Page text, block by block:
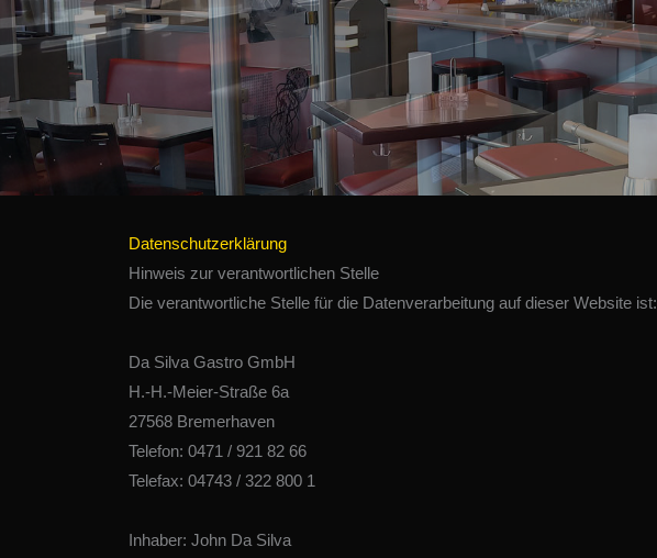
Datenschutzerklärung
Hinweis zur verantwortlichen Stelle
Die verantwortliche Stelle für die Datenverarbeitung auf dieser Website ist:
Da Silva Gastro GmbH
H.-H.-Meier-Straße 6a
27568 Bremerhaven
Telefon: 0471 / 921 82 66
Telefax: 04743 / 322 800 1
Inhaber: John Da Silva